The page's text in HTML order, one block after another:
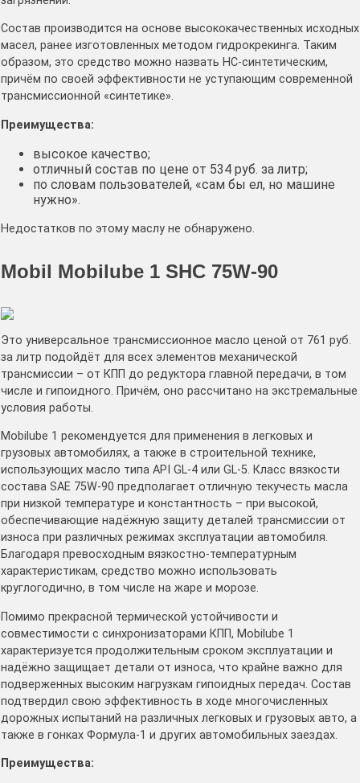
Состав производится на основе высококачественных исходных
масел, ранее изготовленных методом гидрокрекинга. Таким
образом, это средство можно назвать HC-синтетическим,
причём по своей эффективности не уступающим современной
трансмиссионной «синтетике».
Преимущества:
высокое качество;
отличный состав по цене от 534 руб. за литр;
по словам пользователей, «сам бы ел, но машине
нужно».
Недостатков по этому маслу не обнаружено.
Mobil Mobilube 1 SHC 75W-90
Это универсальное трансмиссионное масло ценой от 761 руб.
за литр подойдёт для всех элементов механической
трансмиссии – от КПП до редуктора главной передачи, в том
числе и гипоидного. Причём, оно рассчитано на экстремальные
условия работы.
Mobilube 1 рекомендуется для применения в легковых и
грузовых автомобилях, а также в строительной технике,
использующих масло типа API GL-4 или GL-5. Класс вязкости
состава SAE 75W-90 предполагает отличную текучесть масла
при низкой температуре и константность – при высокой,
обеспечивающие надёжную защиту деталей трансмиссии от
износа при различных режимах эксплуатации автомобиля.
Благодаря превосходным вязкостно-температурным
характеристикам, средство можно использовать
круглогодично, в том числе на жаре и морозе.
Помимо прекрасной термической устойчивости и
совместимости с синхронизаторами КПП, Mobilube 1
характеризуется продолжительным сроком эксплуатации и
надёжно защищает детали от износа, что крайне важно для
подверженных высоким нагрузкам гипоидных передач. Состав
подтвердил свою эффективность в ходе многочисленных
дорожных испытаний на различных легковых и грузовых авто, а
также в гонках Формула-1 и других автомобильных заездах.
Преимущества: